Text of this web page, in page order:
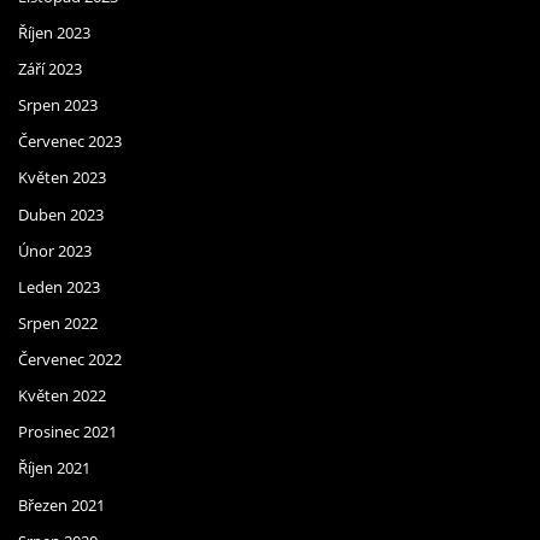
Říjen 2023
Září 2023
Srpen 2023
Červenec 2023
Květen 2023
Duben 2023
Únor 2023
Leden 2023
Srpen 2022
Červenec 2022
Květen 2022
Prosinec 2021
Říjen 2021
Březen 2021